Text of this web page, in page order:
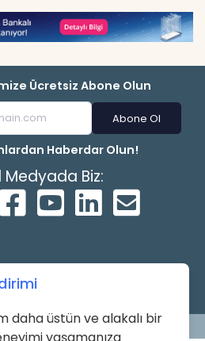
Ücretsiz Abone Olun
Abone Ol
Haberdar Olun!
Medyada Biz:
bydaha üstün ve alakalı bir